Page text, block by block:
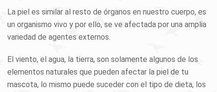
La piel es similar al resto de órganos en nuestro cuerpo, es
un organismo vivo y por ello, se ve afectada por una amplia
variedad de agentes externos.
El viento, el agua, la tierra, son solamente algunos de los
elementos naturales que pueden afectar la piel de tu
mascota, lo mismo puede suceder con el tipo de dieta, los